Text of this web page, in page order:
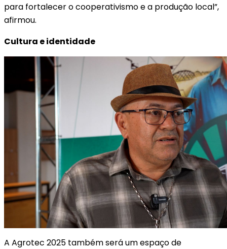
para fortalecer o cooperativismo e a produção local”,
afirmou.
Cultura e identidade
A Agrotec 2025 também será um espaço de